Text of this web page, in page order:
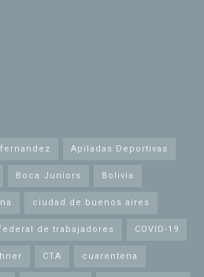
Apiladas Deportivas
Boca Juniors Bolivia
ciudad de buenos aires
de trabajadores COVID-19
CTA cuarentena